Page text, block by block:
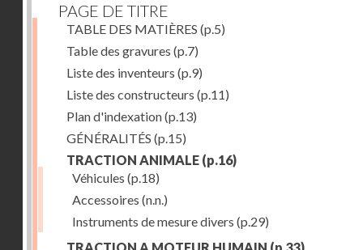
PAGE DE TITRE
TABLE DES MATIÈRES (p.5)
Table des gravures (p.7)
Liste des inventeurs (p.9)
Liste des constructeurs (p.11)
Plan d'indexation(p.13)
GÉNÉRALITÉS (p.15)
TRACTION ANIMALE (p.16)
Véhicules (p.18)
Accessoires (n.n.)
Instruments de mesure divers (p.29)
TRACTION A MOTEUR HUMAIN (p.33)